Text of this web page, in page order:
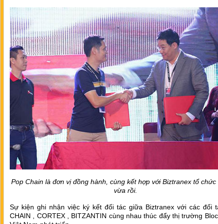
Pop Chain là đơn vị đồng hành, cùng kết hợp với Biztranex tổ chức
vừa rồi.
Sự kiện ghi nhận việc ký kết đối tác giữa Biztranex với các đối
CHAIN , CORTEX , BITZANTIN cùng nhau thúc đẩy thị trường